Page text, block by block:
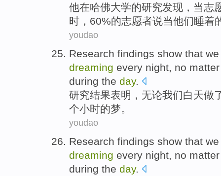
他在哈佛大学的研究发现 ， 当志
时，60%的志愿者说当他们睡着
youdao
Research findings show that we
dreaming every night, no matter
during the day.
研究结果表明 ， 无论我们白天做
个小时的梦。
youdao
Research findings show that we
dreaming every night, no matter
during the day.